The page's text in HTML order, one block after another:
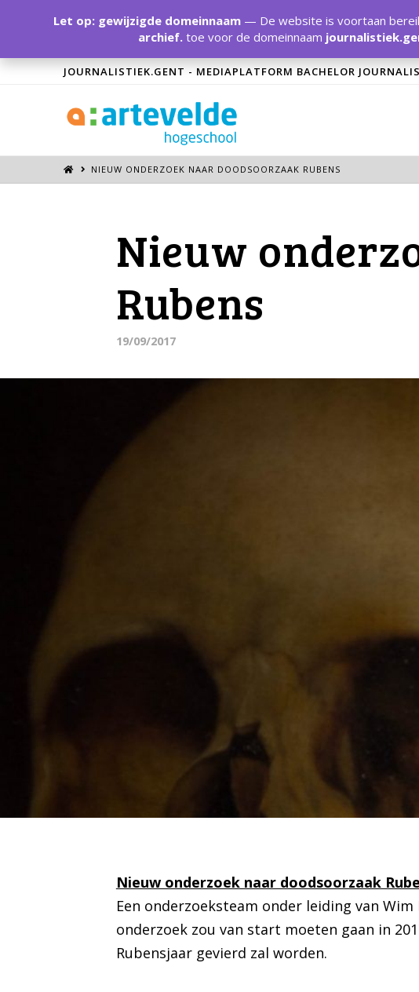
JOURNALISTIEK.GENT - MEDIAPLATFORM BACHELOR
NIEUW ONDERZOEK NAAR DOODSOORZAAK RUBENS
Nieuw
Rubens
19/09/2017
Nieuw onderzoek naar doodsoorzaak
Een onderzoeksteam onder leiding van
onderzoek zou van start moeten gaan in
Rubensjaar gevierd zal worden.
Let op: gewijzigde domeinnaam— De website is voortaan
archief.toe voor de domeinnaam